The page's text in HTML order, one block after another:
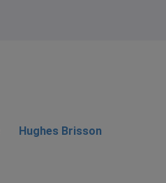
Hughes Brisson